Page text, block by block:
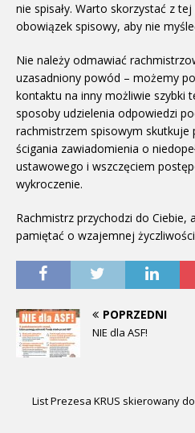
nie spisały. Warto skorzystać z
obowiązek spisowy, aby nie
Nie należy odmawiać
uzasadniony powód – możemy
kontaktu na inny możliwie szybki
sposoby udzielenia odpowiedzi
rachmistrzem spisowym skutkuje
ścigania zawiadomienia o
ustawowego i wszczęciem
wykroczenie.
Rachmistrz przychodzi do
pamiętać o wzajemnej
POPRZEDNI
NIE dla ASF!
List Prezesa KRUS skierowany